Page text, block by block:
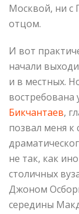
Москвой, ни с
отцом.
И вот
начали
и в местных.
востребована
Бикчантаев,
позвал меня к
не так, как
столичных
Джоном
середины